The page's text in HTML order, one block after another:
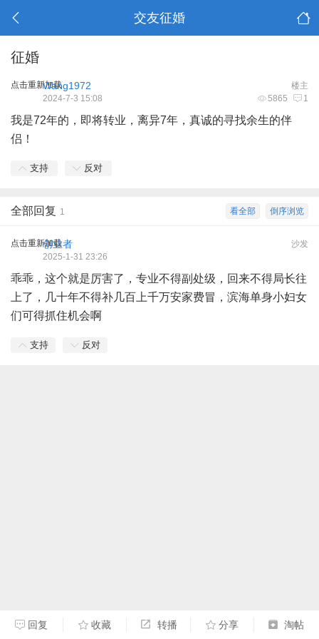
交友征婚
征婚
点击重新加载 楼主
Wang1972
5865 1
2024-7-3 15:08
我是72年的，即将转业，离异7年，真诚的寻找余生的伴
侣！
支持 反对
倒序浏览
看全部
全部回复 1
点击重新加载 沙发
创业者
2025-1-31 23:26
乖乖，这个就是厉害了，专业不得副处级，回来不得局长往
上了，几十年不得补几百上千万安家费冒，滨海单身小妇女
们可得抓住机会啊
支持 反对
回复 收藏 转播 分享 淘帖